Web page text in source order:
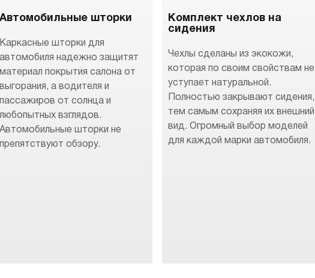
Автомобильные шторки
Каркасные шторки для
автомобиля надежно защитят
материал покрытия салона от
выгорания, а водителя и
пассажиров от солнца и
любопытных взглядов.
Автомобильные шторки не
препятствуют обзору.
Комплект чехлов на
сидения
Чехлы сделаны из экокожи,
которая по своим свойствам не
уступает натуральной.
Полностью закрывают сидения,
тем самым сохраняя их внешний
вид. Огромный выбор моделей
для каждой марки автомобиля.